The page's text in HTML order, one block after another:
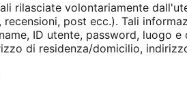
rilasciate volontariamente
post ecc.). Tali
ID utente, password, luogo
di residenza/domicilio,